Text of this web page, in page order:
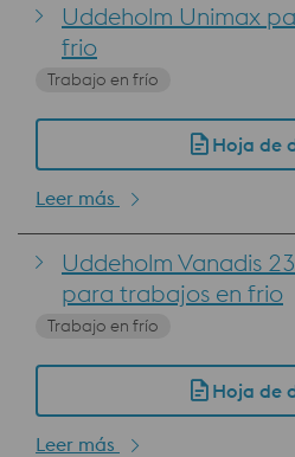
Uddeholm Unimax
frio
Trabajo en frío
Hoja de
Leer más
Uddeholm Vanadis
para trabajos en frio
Trabajo en frío
Hoja de
Leer más